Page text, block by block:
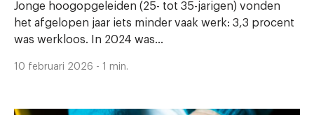
Jonge hoogopgeleiden (25- tot 35-jarigen) vonden
het afgelopen jaar iets minder vaak werk: 3,3 procent
was werkloos. In 2024 was...
10 februari 2026 - 1 min.